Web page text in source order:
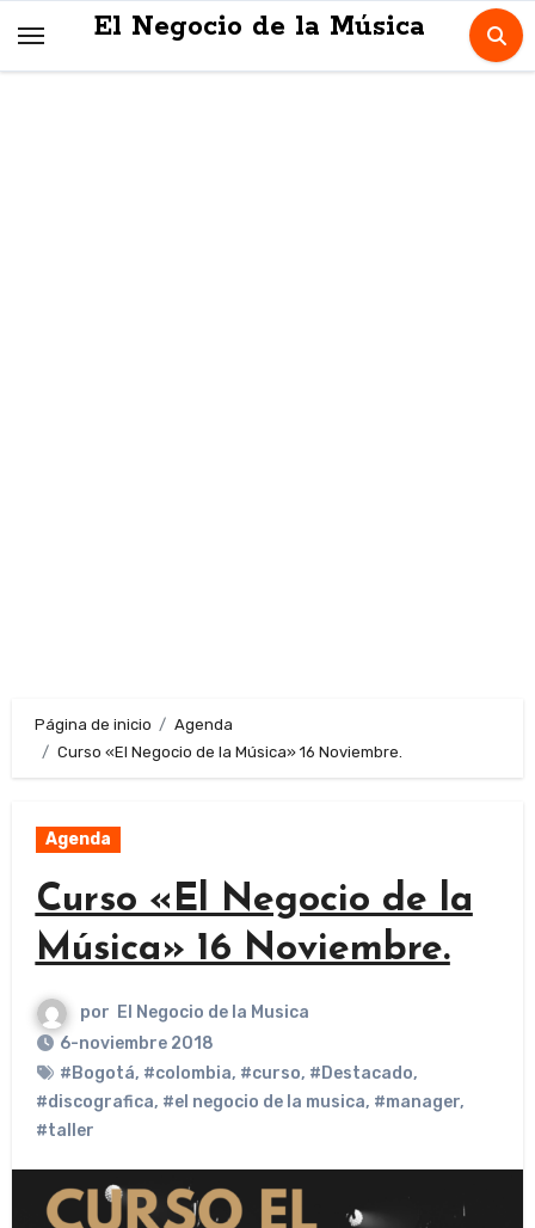
El Negocio de la Música
Página de inicio
Agenda
Curso «El Negocio de la Música» 16 Noviembre.
Agenda
Curso «El Negocio de la
Música» 16 Noviembre.
por El Negocio de la Musica
6-noviembre 2018
#Bogotá, #colombia, #curso, #Destacado,
#discografica, #el negocio de la musica, #manager,
#taller